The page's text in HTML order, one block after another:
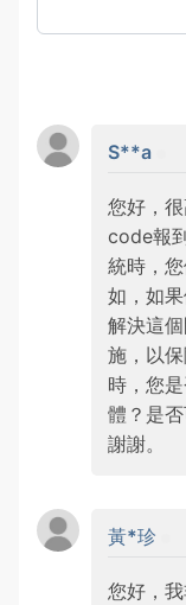
S**a
您好，
code報
統時，
如，如
解決這
施，以
時，您
體？是
謝謝。
黃*珍
您好，